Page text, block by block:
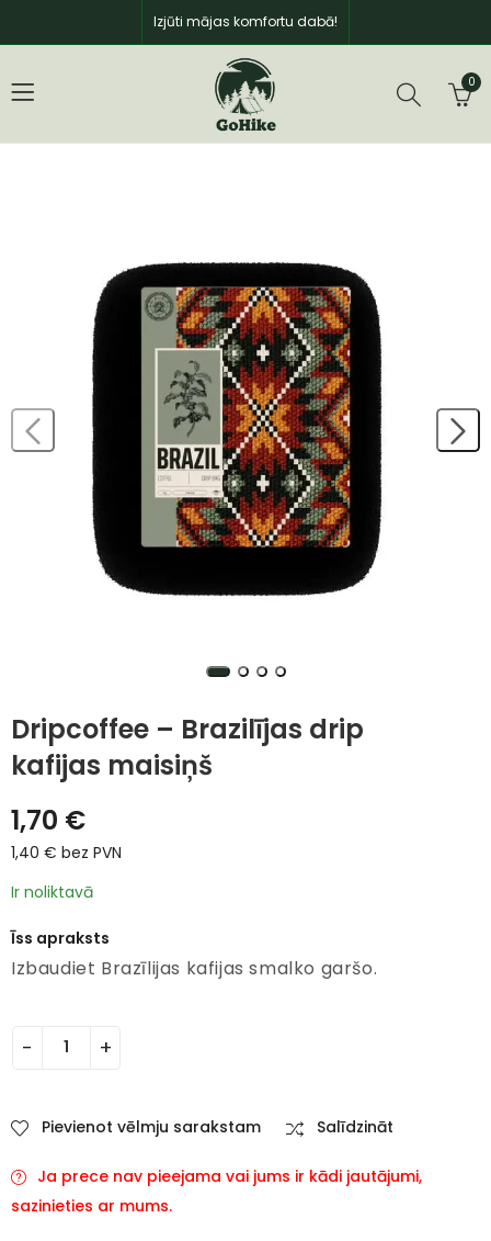
Izjūti mājas komfortu dabā!
0
Dripcoffee – Brazilījas drip
kafijas maisiņš
1,70 €
1,40 € bez PVN
Ir noliktavā
Īss apraksts
Izbaudiet Brazīlijas kafijas smalko garšo.
Pievienot vēlmju sarakstam Salīdzināt
Ja prece nav pieejama vai jums ir kādi jautājumi,
sazinieties ar mums.